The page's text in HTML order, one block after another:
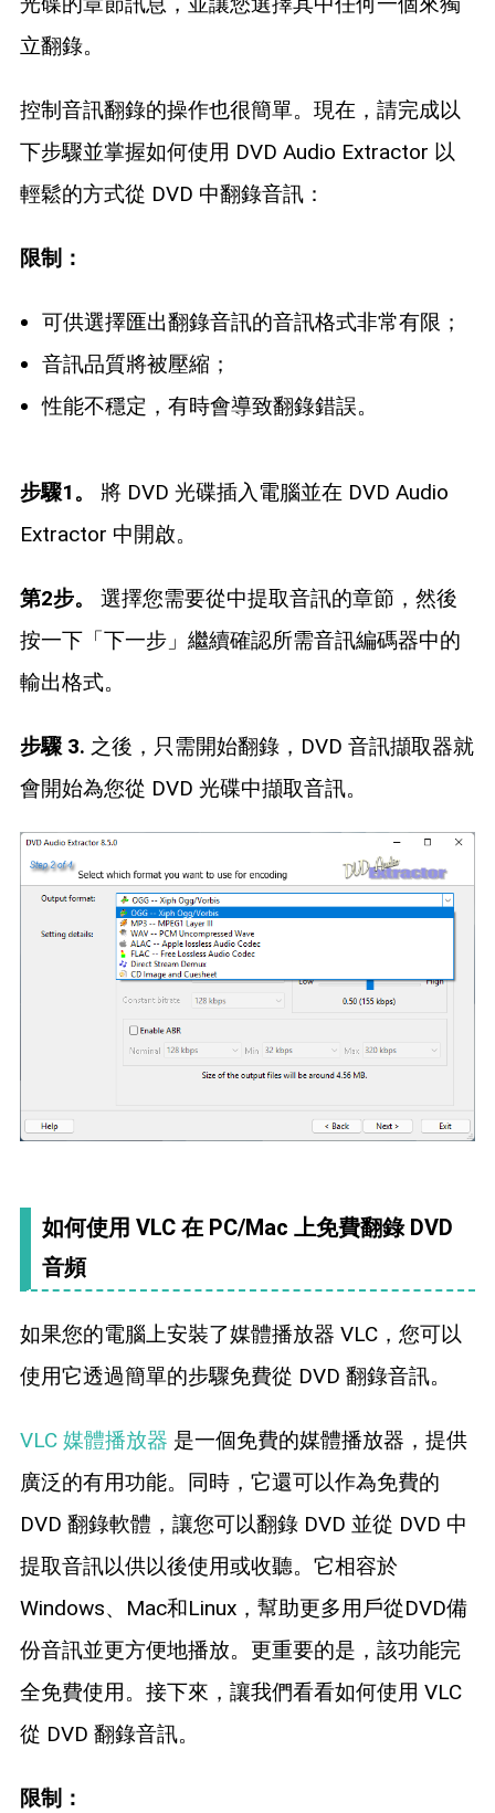
立翻錄。
控制音訊翻錄的操作也很簡單。現在，請完成以
下步驟並掌握如何使用 DVD Audio Extractor 以
輕鬆的方式從 DVD 中翻錄音訊：
限制：
可供選擇匯出翻錄音訊的音訊格式非常有限；
音訊品質將被壓縮；
性能不穩定，有時會導致翻錄錯誤。
步驟1。
將 DVD 光碟插入電腦並在 DVD Audio
Extractor 中開啟。
第2步。
選擇您需要從中提取音訊的章節，然後
按一下「下一步」繼續確認所需音訊編碼器中的
輸出格式。
步驟 3. 之後，只需開始翻錄，DVD 音訊擷取器就
會開始為您從 DVD 光碟中擷取音訊。
如何使用 VLC 在 PC/Mac 上免費翻錄 DVD
音頻
如果您的電腦上安裝了媒體播放器 VLC，您可以
使用它透過簡單的步驟免費從 DVD 翻錄音訊。
VLC 媒體播放器 是一個免費的媒體播放器，提供
廣泛的有用功能。同時，它還可以作為免費的
DVD 翻錄軟體，讓您可以翻錄 DVD 並從 DVD 中
提取音訊以供以後使用或收聽。它相容於
Windows、Mac和Linux，幫助更多用戶從DVD備
份音訊並更方便地播放。更重要的是，該功能完
全免費使用。接下來，讓我們看看如何使用 VLC
從 DVD 翻錄音訊。
限制：